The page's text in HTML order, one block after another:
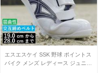
エスエスケイ SSK 野球 ポイントス
パイク メンズ レディース ジュニア